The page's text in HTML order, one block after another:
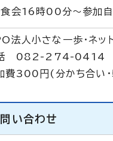
会16時00分～参加
法人小さな一歩・ネッ
082-274-0414
費300円(分かち合い
い合わせ